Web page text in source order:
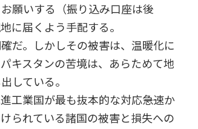
願いする（振り込み口座は後
に届くよう手配する。
だ。しかしその被害は、温暖化に
キスタンの苦境は、あらためて地
している。
業国が最も抜本的な対応――急速か
られている諸国の被害と損失への